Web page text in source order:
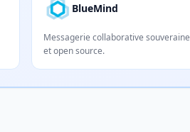
BlueMind
Messagerie collaborative souveraine
et open source.